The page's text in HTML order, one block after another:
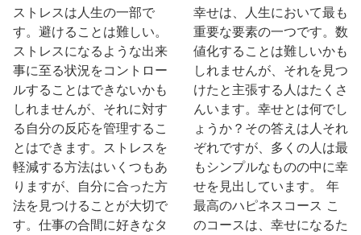
ストレスは人生の一部で
す。避けることは難しい。
ストレスになるような出来
事に至る状況をコントロー
ルすることはできないかも
しれませんが、それに対す
る自分の反応を管理するこ
とはできます。ストレスを
軽減する方法はいくつもあ
りますが、自分に合った方
法を見つけることが大切で
す。仕事の合間に好きなタ
幸せは、人生において最も
重要な要素の一つです。数
値化することは難しいかも
しれませんが、それを見つ
けたと主張する人はたくさ
んいます。幸せとは何でし
ょうか？その答えは人それ
ぞれですが、多くの人は最
もシンプルなものの中に幸
せを見出しています。 年
最高のハピネスコース こ
のコースは、幸せになるた